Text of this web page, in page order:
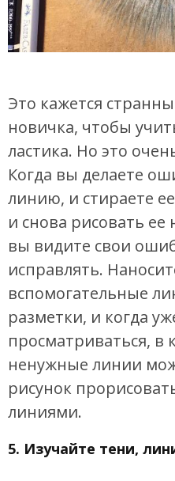
Это кажется
новичка, чтобы
ластика. Но это
Когда вы делаете
линию, и стираете
и снова рисовать
вы видите свои
исправлять.
вспомогательные
разметки, и когда
просматриваться, в
ненужные линии
рисунок
линиями.
5. Изучайте тени,